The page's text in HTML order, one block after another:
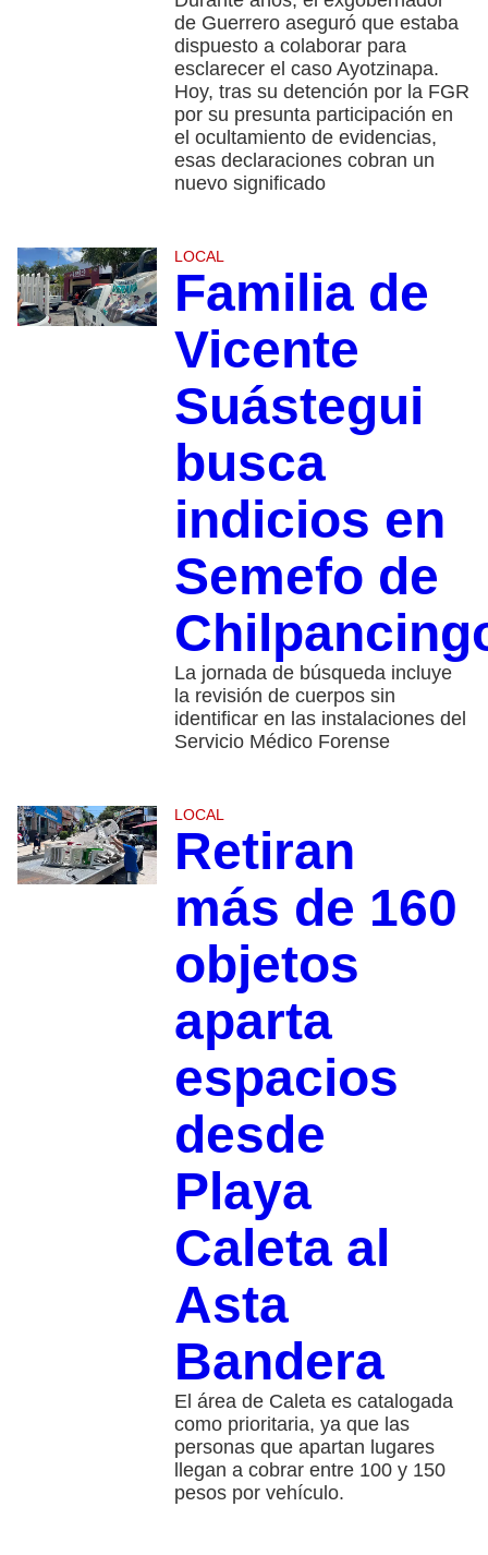
de Guerrero aseguró que estaba
dispuesto a colaborar para
esclarecer el caso Ayotzinapa.
Hoy, tras su detención por la FGR
por su presunta participación en
el ocultamiento de evidencias,
esas declaraciones cobran un
nuevo significado
LOCAL
Familia de
Vicente
Suástegui
busca
indicios en
Semefo de
La jornada de búsqueda incluye
la revisión de cuerpos sin
identificar en las instalaciones del
Servicio Médico Forense
LOCAL
Retiran
más de 160
objetos
aparta
espacios
desde
Playa
Caleta al
Asta
Bandera
El área de Caleta es catalogada
como prioritaria, ya que las
personas que apartan lugares
llegan a cobrar entre 100 y 150
pesos por vehículo.